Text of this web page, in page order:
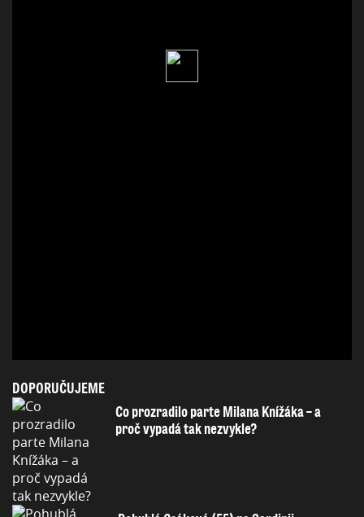
DOPORUČUJEME
Co prozradilo parte Milana Knížáka – a
proč vypadá tak nezvykle?